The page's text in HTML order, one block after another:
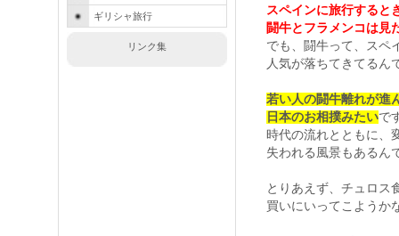
ギリシャ旅行
リンク集
スペインに旅行すると
闘牛とフラメンコは見
でも、闘牛って、スペ
人気が落ちてきてるん
若い人の闘牛離れが進
日本のお相撲みたいで
時代の流れとともに、
失われる風景もあるん
とりあえず、チュロス
買いにいってこようか